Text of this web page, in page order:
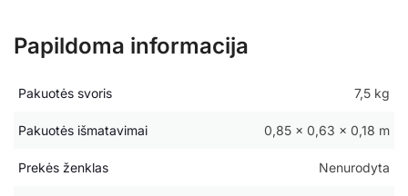
Papildoma informacija
Pakuotės svoris 7,5 kg
Pakuotės išmatavimai 0,85 × 0,63 × 0,18 m
Prekės ženklas Nenurodyta